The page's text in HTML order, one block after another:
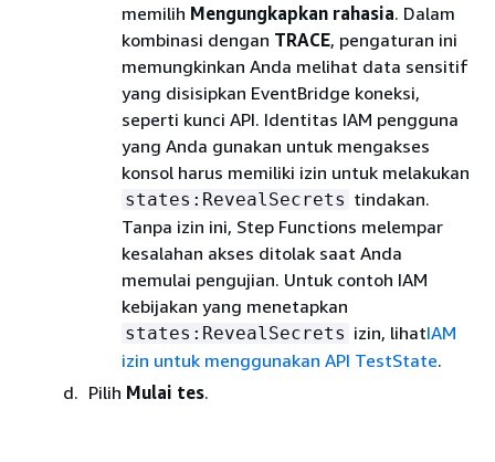
memilih Mengungkapkan rahasia. Dalam
kombinasi dengan TRACE, pengaturan ini
memungkinkan Anda melihat data sensitif
yang disisipkan EventBridge koneksi,
seperti kunci API. Identitas IAM pengguna
yang Anda gunakan untuk mengakses
konsol harus memiliki izin untuk melakukan
states:RevealSecrets tindakan.
Tanpa izin ini, Step Functions melempar
kesalahan akses ditolak saat Anda
memulai pengujian. Untuk contoh IAM
kebijakan yang menetapkan
states:RevealSecrets izin, lihatIAM
izin untuk menggunakan API TestState.
Pilih Mulai tes.